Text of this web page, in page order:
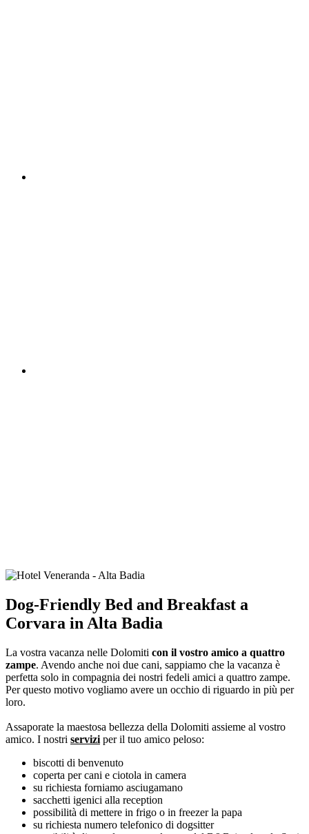
Dog-Friendly Bed and Breakfast a
Corvara in Alta Badia
La vostra vacanza nelle Dolomiti con il vostro amico a quattro
zampe. Avendo anche noi due cani, sappiamo che la vacanza è
perfetta solo in compagnia dei nostri fedeli amici a quattro zampe.
Per questo motivo vogliamo avere un occhio di riguardo in più per
loro.
Assaporate la maestosa bellezza della Dolomiti assieme al vostro
amico. I nostri servizi per il tuo amico peloso:
biscotti di benvenuto
coperta per cani e ciotola in camera
su richiesta forniamo asciugamano
sacchetti igenici alla reception
possibilità di mettere in frigo o in freezer la papa
su richiesta numero telefonico di dogsitter